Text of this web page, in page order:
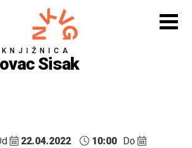
Sisak
22.04.2022 10:00 Do